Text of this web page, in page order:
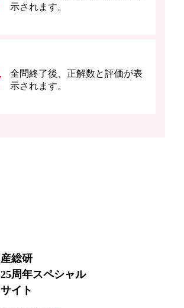
示されます。
全問終了後、正解数と評価が表
示されます。
産総研
25周年スペシャル
サイト